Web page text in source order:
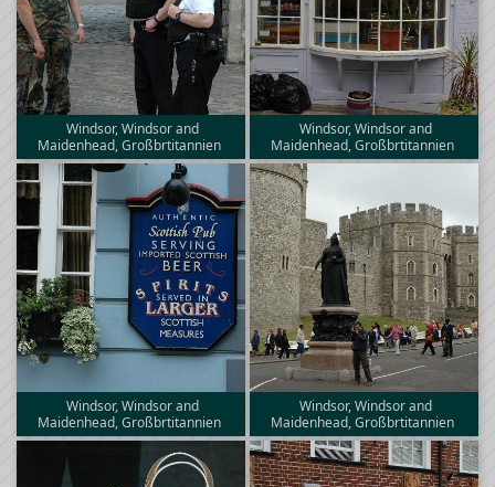
Windsor, Windsor and
Maidenhead, Großbrtitannien
Windsor, Windsor and
Maidenhead, Großbrtitannien
Windsor, Windsor and
Maidenhead, Großbrtitannien
Windsor, Windsor and
Maidenhead, Großbrtitannien